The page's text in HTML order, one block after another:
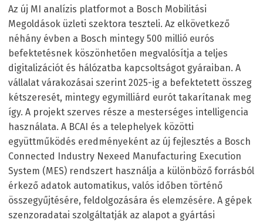
Az új MI analízis platformot a Bosch Mobilitási
Megoldások üzleti szektora teszteli. Az elkövetkező
néhány évben a Bosch mintegy 500 millió eurós
befektetésnek köszönhetően megvalósítja a teljes
digitalizációt és hálózatba kapcsoltságot gyáraiban. A
vállalat várakozásai szerint 2025-ig a befektetett összeg
kétszeresét, mintegy egymilliárd eurót takarítanak meg
így. A projekt szerves része a mesterséges intelligencia
használata. A BCAI és a telephelyek közötti
együttműködés eredményeként az új fejlesztés a Bosch
Connected Industry Nexeed Manufacturing Execution
System (MES) rendszert használja a különböző forrásból
érkező adatok automatikus, valós időben történő
összegyűjtésére, feldolgozására és elemzésére. A gépek
szenzoradatai szolgáltatják az alapot a gyártási